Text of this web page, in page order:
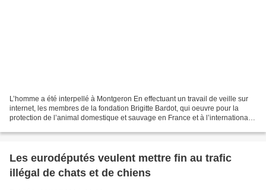
L’homme a été interpellé à Montgeron En effectuant un travail de veille sur
internet, les membres de la fondation Brigitte Bardot, qui oeuvre pour la
protection de l’animal domestique et sauvage en France et à l’international,
Les eurodéputés veulent mettre fin au trafic
illégal de chats et de chiens